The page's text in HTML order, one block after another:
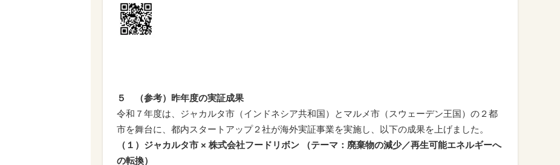
５ （参考）昨年度の実証成果
令和７年度は、ジャカルタ市（インドネシア共和国）とマルメ市（スウェーデン王国）の２都
市を舞台に、都内スタートアップ２社が海外実証事業を実施し、以下の成果を上げました。
（１）ジャカルタ市 × 株式会社フードリボン （テーマ：廃棄物の減少／再生可能エネルギーへ
の転換）